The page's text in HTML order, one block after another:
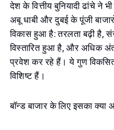
देश के वित्तीय बुनियादी ढांचे ने
अबू धाबी और दुबई के पूंजी
विकास हुआ है: तरलता बढ़ी है,
विस्तारित हुआ है, और अधिक
प्रवेश कर रहे हैं। ये गुण
विशिष्ट हैं।
बॉन्ड बाजार के लिए इसका क्या